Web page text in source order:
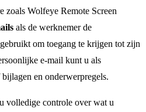
zoals Wolfeye Remote Screen
als de werknemer de
om toegang te krijgen tot zijn
e-mail kunt u als
en onderwerpregels.
volledige controle over wat u